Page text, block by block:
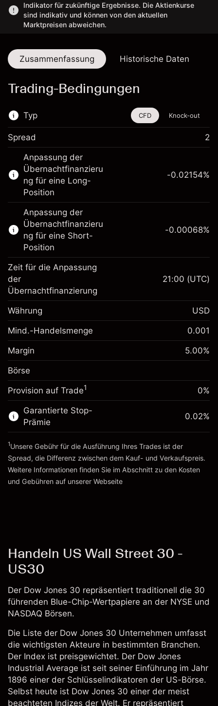
Indikator für zukünftige Ergebnisse. Die Aktienkurse
sind indikativ und können von den aktuellen
Marktpreisen abweichen.
Zusammenfassung Historische Daten
Trading-Bedingungen
Typ
Dieses Finanzinstrument steht für das Traden
über CFDs und Knock-outs zur Verfügung.
Erfahren Sie mehr über:
CFDs
Knock-outs
CFD Knock-out
Spread 2
Anpassung der
Übernachtfinanzieru
ng für eine Long-
Position
$1,000.00
Anpassung der
Übernachtfinanzierung
Gebühren aus
Positionswert
-0.02154
%
Positionsgröße mit Hebelwirkung
~$20,000.00
Geld aus Hebelwirkung ~
Zur Plattform
-0.02154%
Anpassung der
Übernachtfinanzieru
ng für eine Short-
Position
Margin. Ihre Investition
$1,000.00
Anpassung der
Übernachtfinanzierung
fremdfinanzierten
Positionswert
-0.000682
(-$0.10)
Positionsgröße mit Hebelwirkung
~$20,000.00
Geld aus Hebelwirkung ~
Zur Plattform
-0.00068%
Zeit für die Anpassung
der
Übernachtfinanzierung
21:00 (UTC)
Währung USD
Mind.-Handelsmenge 0.001
Margin 5.00%
Börse
Provision auf Trade1 0%
Garantierte Stop-
Prämie
0.02%
1Unsere Gebühr für die Ausführung Ihres Trades ist der
Spread, die Differenz zwischen dem Kauf- und Verkaufspreis.
Weitere Informationen finden Sie im Abschnitt zu den Kosten
und Gebühren auf unserer Webseite
Handeln US Wall Street 30 -
US30
Der Dow Jones 30 repräsentiert traditionell die 30
führenden Blue-Chip-Wertpapiere an der NYSE und
NASDAQ Börsen.
Die Liste der Dow Jones 30 Unternehmen umfasst
die wichtigsten Akteure in bestimmten Branchen.
Der Index ist preisgewichtet. Der Dow Jones
Industrial Average ist seit seiner Einführung im Jahr
1896 einer der Schlüsselindikatoren der US-Börse.
Selbst heute ist Dow Jones 30 einer der meist
beachteten Indizes der Welt. Er repräsentiert